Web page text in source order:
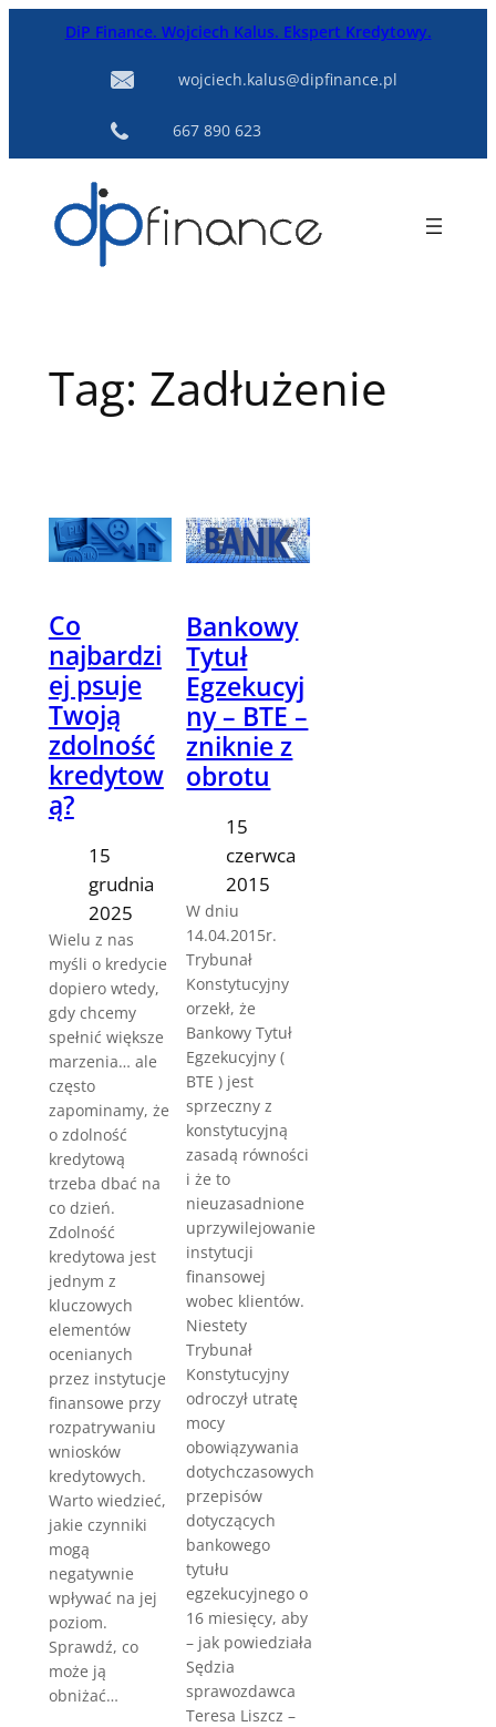
PrzejdźDiP Finance. Wojciech Kalus. Ekspert Kredytowy.
wojciech.kalus@dipfinance.pl
667 890 623
Tag: Zadłużenie
Co
najbardzi
ej psuje
Twoją
zdolność
kredytow
ą?
15
grudnia
2025
Wielu z nas
myśli o kredycie
dopiero wtedy,
gdy chcemy
spełnić większe
marzenia… ale
często
zapominamy, że
o zdolność
kredytową
trzeba dbać na
co dzień.
Zdolność
kredytowa jest
jednym z
kluczowych
elementów
ocenianych
przez instytucje
finansowe przy
rozpatrywaniu
wniosków
kredytowych.
Warto wiedzieć,
jakie czynniki
mogą
negatywnie
wpływać na jej
poziom.
Sprawdź, co
może ją
obniżać…
Bankowy
Tytuł
Egzekucyj
ny – BTE –
zniknie z
obrotu
15
czerwca
2015
W dniu
14.04.2015r.
Trybunał
Konstytucyjny
orzekł, że
Bankowy Tytuł
Egzekucyjny (
BTE ) jest
sprzeczny z
konstytucyjną
zasadą równości
i że to
nieuzasadnione
uprzywilejowanie
instytucji
finansowej
wobec klientów.
Niestety
Trybunał
Konstytucyjny
odroczył utratę
mocy
obowiązywania
dotychczasowych
przepisów
dotyczących
bankowego
tytułu
egzekucyjnego o
16 miesięcy, aby
– jak powiedziała
Sędzia
sprawozdawca
Teresa Liszcz –